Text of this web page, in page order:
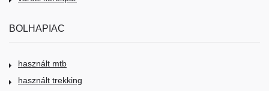
BOLHAPIAC
használt mtb
használt trekking